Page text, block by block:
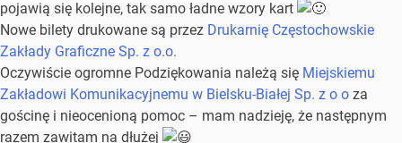
pojawią się kolejne, tak samo ładne wzory kart
Nowe bilety drukowane są przez Drukarnię Częstochowskie
Zakłady Graficzne Sp. z o.o.
Oczywiście ogromne Podziękowania należą się Miejskiemu
Zakładowi Komunikacyjnemu w Bielsku-Białej Sp. z o o za
gościnę i nieocenioną pomoc – mam nadzieję, że następnym
razem zawitam na dłużej